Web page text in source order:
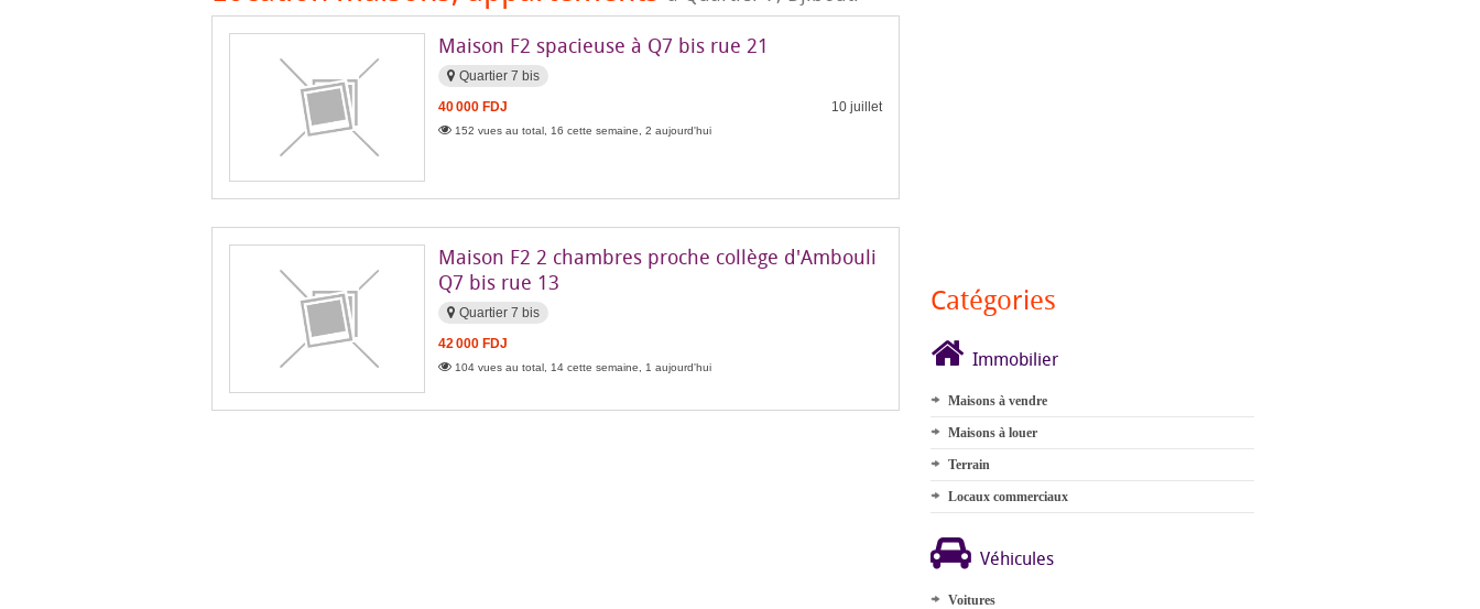
Maison F2 spacieuse à Q7 bis rue 21
Quartier 7 bis
40 000 FDJ
10 juillet
152 vues au total, 16 cette semaine, 2 aujourd'hui
Maison F2 2 chambres proche collège d'Ambouli
Q7 bis rue 13
Quartier 7 bis
42 000 FDJ
104 vues au total, 14 cette semaine, 1 aujourd'hui
Catégories
Immobilier
Maisons à vendre
Maisons à louer
Terrain
Locaux commerciaux
Véhicules
Voitures